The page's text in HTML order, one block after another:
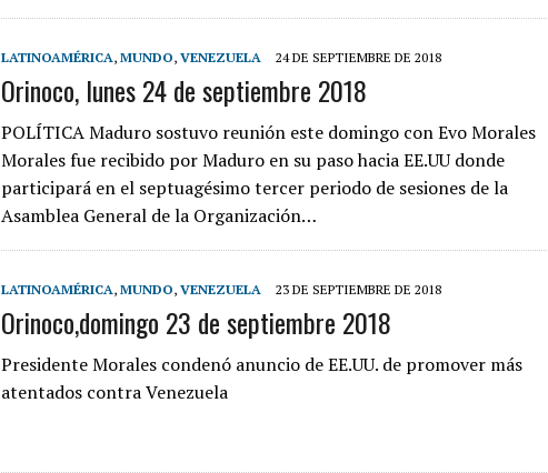
LATINOAMÉRICA, MUNDO, VENEZUELA 24 DE SEPTIEMBRE DE 2018
Orinoco, lunes 24 de septiembre 2018
POLÍTICA Maduro sostuvo reunión este domingo con Evo Morales
Morales fue recibido por Maduro en su paso hacia EE.UU donde
participará en el septuagésimo tercer periodo de sesiones de la
Asamblea General de la Organización…
LATINOAMÉRICA, MUNDO, VENEZUELA 23 DE SEPTIEMBRE DE 2018
Orinoco,domingo 23 de septiembre 2018
Presidente Morales condenó anuncio de EE.UU. de promover más
atentados contra Venezuela